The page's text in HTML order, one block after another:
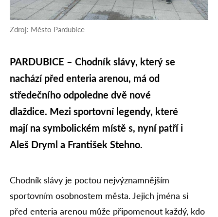
Zdroj: Město Pardubice
PARDUBICE – Chodník slávy, který se
nachází před enteria arenou, má od
středečního odpoledne dvě nové
dlaždice. Mezi sportovní legendy, které
mají na symbolickém místě s, nyní patří i
Aleš Dryml a František Stehno.
Chodník slávy je poctou nejvýznamnějším
sportovním osobnostem města. Jejich jména si
před enteria arenou může připomenout každý, kdo